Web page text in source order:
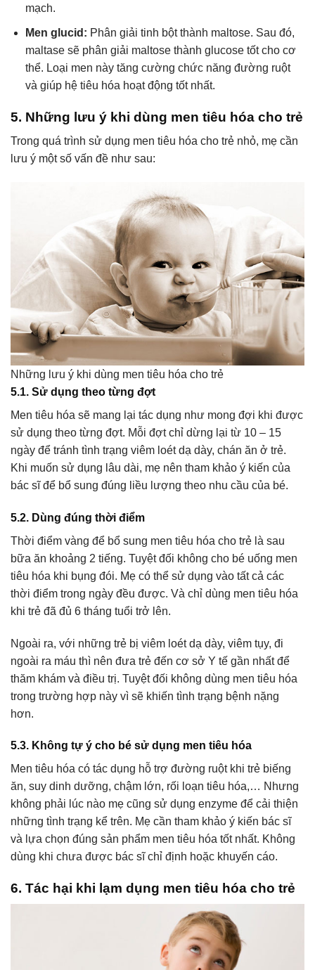
mạch.
Men glucid: Phân giải tinh bột thành maltose. Sau đó,
maltase sẽ phân giải maltose thành glucose tốt cho cơ
thể. Loại men này tăng cường chức năng đường ruột
và giúp hệ tiêu hóa hoạt động tốt nhất.
5. Những lưu ý khi dùng men tiêu hóa cho trẻ
Trong quá trình sử dụng men tiêu hóa cho trẻ nhỏ, mẹ cần
lưu ý một số vấn đề như sau:
Những lưu ý khi dùng men tiêu hóa cho trẻ
5.1. Sử dụng theo từng đợt
Men tiêu hóa sẽ mang lại tác dụng như mong đợi khi được
sử dụng theo từng đợt. Mỗi đợt chỉ dừng lại từ 10 – 15
ngày để tránh tình trạng viêm loét dạ dày, chán ăn ở trẻ.
Khi muốn sử dụng lâu dài, mẹ nên tham khảo ý kiến của
bác sĩ để bổ sung đúng liều lượng theo nhu cầu của bé.
5.2. Dùng đúng thời điểm
Thời điểm vàng để bổ sung men tiêu hóa cho trẻ là sau
bữa ăn khoảng 2 tiếng. Tuyệt đối không cho bé uống men
tiêu hóa khi bụng đói. Mẹ có thể sử dụng vào tất cả các
thời điểm trong ngày đều được. Và chỉ dùng men tiêu hóa
khi trẻ đã đủ 6 tháng tuổi trở lên.
Ngoài ra, với những trẻ bị viêm loét dạ dày, viêm tụy, đi
ngoài ra máu thì nên đưa trẻ đến cơ sở Y tế gần nhất để
thăm khám và điều trị. Tuyệt đối không dùng men tiêu hóa
trong trường hợp này vì sẽ khiến tình trạng bệnh nặng
hơn.
5.3. Không tự ý cho bé sử dụng men tiêu hóa
Men tiêu hóa có tác dụng hỗ trợ đường ruột khi trẻ biếng
ăn, suy dinh dưỡng, chậm lớn, rối loạn tiêu hóa,… Nhưng
không phải lúc nào mẹ cũng sử dụng enzyme để cải thiện
những tình trạng kể trên. Mẹ cần tham khảo ý kiến bác sĩ
và lựa chọn đúng sản phẩm men tiêu hóa tốt nhất. Không
dùng khi chưa được bác sĩ chỉ định hoặc khuyến cáo.
6. Tác hại khi lạm dụng men tiêu hóa cho trẻ